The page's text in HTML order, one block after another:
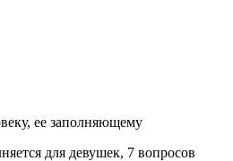
ее заполняющему
для девушек, 7 вопросов